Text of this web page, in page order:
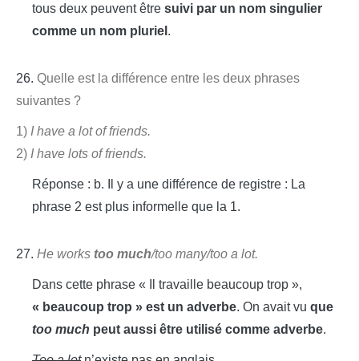
tous deux peuvent être suivi par un nom singulier
comme un nom pluriel .
26. Quelle est la différence entre les deux phrases
suivantes ?
1) I have a lot of friends.
2) I have lots of friends.
Réponse : b. Il y a une différence de registre : La
phrase 2 est plus informelle que la 1.
27. He works too much/too many/too a lot.
Dans cette phrase « Il travaille beaucoup trop »,
« beaucoup trop » est un adverbe. On avait vu que
too much peut aussi être utilisé comme adverbe.